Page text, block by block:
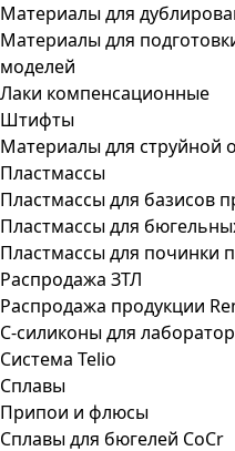
Материалы для
Материалы для
моделей
Лаки компенсационные
Штифты
Материалы для струйной
Пластмассы
Пластмассы для базисов
Пластмассы для
Пластмассы для починки
Распродажа ЗТЛ
Распродажа продукции
С-силиконы для
Система Telio
Сплавы
Припои и флюсы
Сплавы для бюгелей CoCr